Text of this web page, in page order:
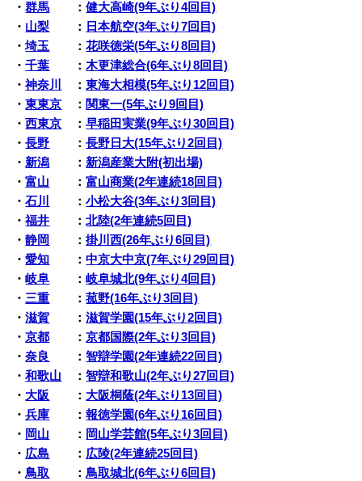
・群馬 ：健大高崎(9年ぶり4回目)
・ 山梨 ：
日本航空(3年ぶり7回目)
・埼玉 ：花咲徳栄(5年ぶり8回目)
・千葉 ：木更津総合(6年ぶり8回目)
・神奈川 ：東海大相模(5年ぶり12回目)
・東東京 ： 関東一(5年ぶり9回目)
・西東京 ：早稲田実業(9年ぶり30回目)
・長野 ：長野日大(15年ぶり2回目)
・ 新潟 ： 新潟産業大附(初出場)
・富山 ：富山商業(2年連続18回目)
・石川 ：小松大谷(3年ぶり3回目)
・福井 ：北陸(2年連続5回目)
・静岡 ：掛川西(26年ぶり6回目)
・愛知 ：中京大中京(7年ぶり29回目)
・岐阜 ：岐阜城北(9年ぶり4回目)
・ 三重 ：菰野(16年ぶり3回目)
・滋賀 ：滋賀学園(15年ぶり2回目)
・京都 ：京都国際(2年ぶり3回目)
・奈良 ：智辯学園(2年連続22回目)
・和歌山 ：智辯和歌山(2年ぶり27回目)
・ 大阪 ： 大阪桐蔭(2年ぶり13回目)
・兵庫 ：報徳学園(6年ぶり16回目)
・ 岡山 ： 岡山学芸館(5年ぶり3回目)
・ 広島 ： 広陵(2年連続25回目)
・鳥取 ：鳥取城北(6年ぶり6回目)